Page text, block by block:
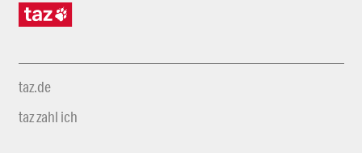
taz.de
taz zahl ich